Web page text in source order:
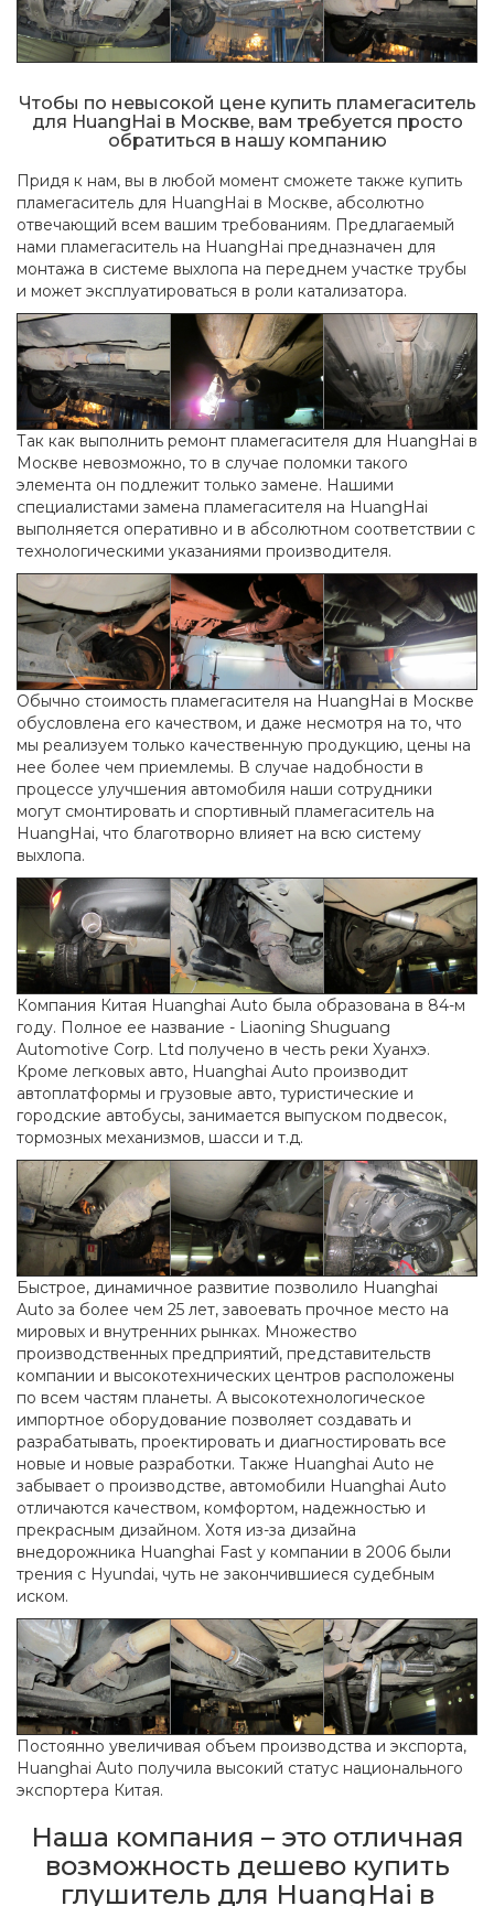
Чтобы по невысокой цене купить пламегаситель
для HuangHai в Москве, вам требуется просто
обратиться в нашу компанию
Придя к нам, вы в любой момент сможете также купить
пламегаситель для HuangHai в Москве, абсолютно
отвечающий всем вашим требованиям. Предлагаемый
нами пламегаситель на HuangHai предназначен для
монтажа в системе выхлопа на переднем участке трубы
и может эксплуатироваться в роли катализатора.
Так как выполнить ремонт пламегасителя для HuangHai в
Москве невозможно, то в случае поломки такого
элемента он подлежит только замене. Нашими
специалистами замена пламегасителя на HuangHai
выполняется оперативно и в абсолютном соответствии с
технологическими указаниями производителя.
Обычно стоимость пламегасителя на HuangHai в Москве
обусловлена его качеством, и даже несмотря на то, что
мы реализуем только качественную продукцию, цены на
нее более чем приемлемы. В случае надобности в
процессе улучшения автомобиля наши сотрудники
могут смонтировать и спортивный пламегаситель на
HuangHai, что благотворно влияет на всю систему
выхлопа.
Компания Китая Huanghai Auto была образована в 84-м
году. Полное ее название - Liaoning Shuguang
Automotive Corp. Ltd получено в честь реки Хуанхэ.
Кроме легковых авто, Huanghai Auto производит
автоплатформы и грузовые авто, туристические и
городские автобусы, занимается выпуском подвесок,
тормозных механизмов, шасси и т.д.
Быстрое, динамичное развитие позволило Huanghai
Auto за более чем 25 лет, завоевать прочное место на
мировых и внутренних рынках. Множество
производственных предприятий, представительств
компании и высокотехнических центров расположены
по всем частям планеты. А высокотехнологическое
импортное оборудование позволяет создавать и
разрабатывать, проектировать и диагностировать все
новые и новые разработки. Также Huanghai Auto не
забывает о производстве, автомобили Huanghai Auto
отличаются качеством, комфортом, надежностью и
прекрасным дизайном. Хотя из-за дизайна
внедорожника Huanghai Fast у компании в 2006 были
трения с Hyundai, чуть не закончившиеся судебным
иском.
Постоянно увеличивая объем производства и экспорта,
Huanghai Auto получила высокий статус национального
экспортера Китая.
Наша компания – это отличная
возможность дешево купить
глушитель для HuangHai в